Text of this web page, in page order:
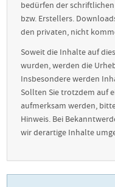
bedürfen der
bzw. Erstellers.
den privaten, nicht
Soweit die Inhalte auf
wurden, werden die
Insbesondere werden
Sollten Sie trotzdem auf
aufmerksam werden,
Hinweis. Bei
wir derartige Inhalte